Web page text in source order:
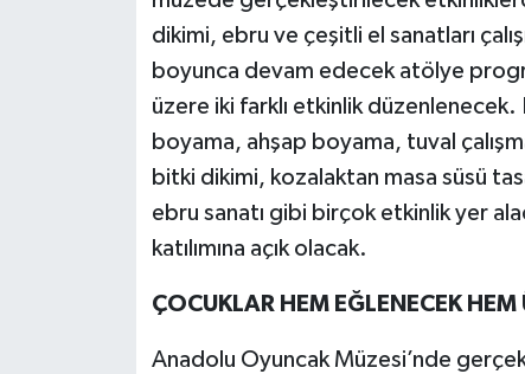
dikimi, ebru ve çeşitli el sanatları
boyunca devam edecek atölye
üzere iki farklı etkinlik
boyama, ahşap boyama, tuval
bitki dikimi, kozalaktan masa süsü
ebru sanatı gibi birçok etkinlik yer
katılımına açık olacak.
ÇOCUKLAR HEM EĞLENECEK HEM
Anadolu Oyuncak Müzesi’nde